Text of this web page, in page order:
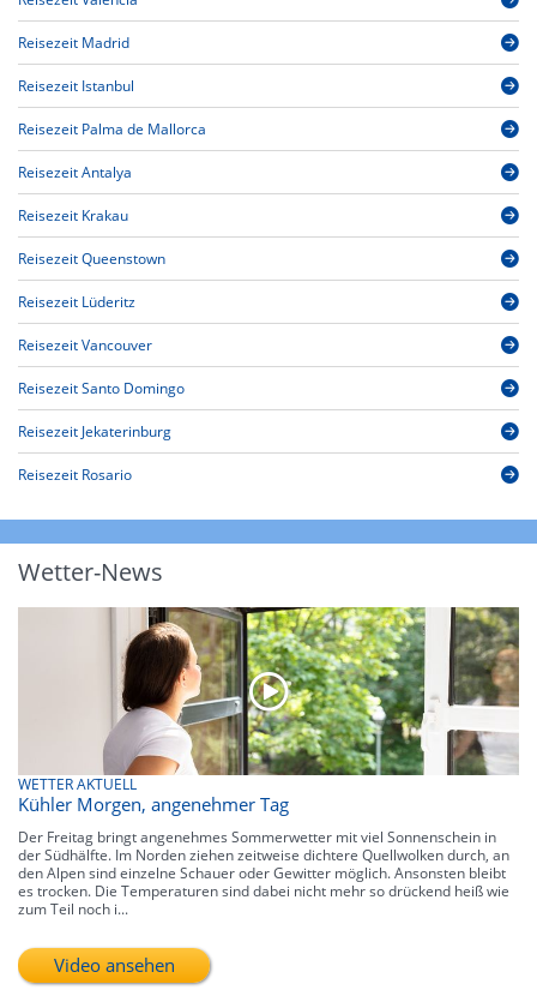
Reisezeit Madrid
Reisezeit Istanbul
Reisezeit Palma de Mallorca
Reisezeit Antalya
Reisezeit Krakau
Reisezeit Queenstown
Reisezeit Lüderitz
Reisezeit Vancouver
Reisezeit Santo Domingo
Reisezeit Jekaterinburg
Reisezeit Rosario
Wetter-News
WETTER AKTUELL
Kühler Morgen, angenehmer Tag
Der Freitag bringt angenehmes Sommerwetter mit viel Sonnenschein in
der Südhälfte. Im Norden ziehen zeitweise dichtere Quellwolken durch, an
den Alpen sind einzelne Schauer oder Gewitter möglich. Ansonsten bleibt
es trocken. Die Temperaturen sind dabei nicht mehr so drückend heiß wie
zum Teil noch i...
Video ansehen